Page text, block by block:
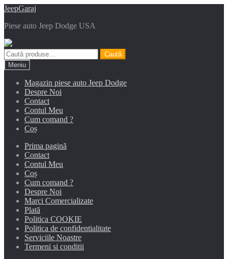
Sari
navigare
Sari
conținut
JeepGaraj
Piese auto Jeep Dodge USA
Caută
după:
Caută
Meniu
Magazin piese auto Jeep Dodge
Despre Noi
Contact
Contul Meu
Cum comand ?
Coș
Prima pagină
Contact
Contul Meu
Coș
Cum comand ?
Despre Noi
Marci Comercializate
Plată
Politica COOKIE
Politica de confidentialitate
Serviciile Noastre
Termeni si conditii